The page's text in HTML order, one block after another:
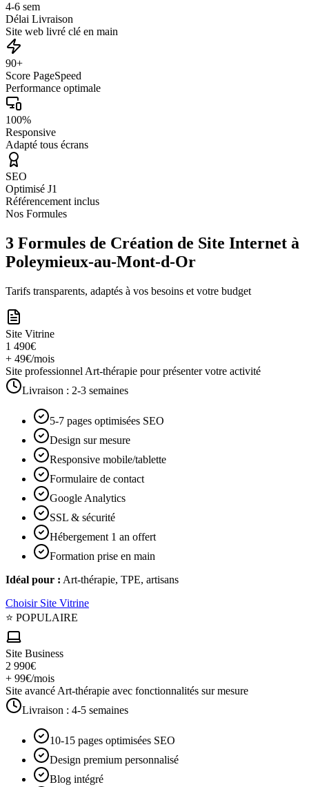
4-6 sem
Délai Livraison
Site web livré clé en main
90+
Score PageSpeed
Performance optimale
100%
Responsive
Adapté tous écrans
SEO
Optimisé J1
Référencement inclus
Nos Formules
3 Formules de Création de Site Internet à
Poleymieux-au-Mont-d-Or
Tarifs transparents, adaptés à vos besoins et votre budget
Site Vitrine
1 490€
+ 49€/mois
Site professionnel Art-thérapie pour présenter votre activité
Livraison : 2-3 semaines
5-7 pages optimisées SEO
Design sur mesure
Responsive mobile/tablette
Formulaire de contact
Google Analytics
SSL & sécurité
Hébergement 1 an offert
Formation prise en main
Idéal pour : Art-thérapie, TPE, artisans
Choisir Site Vitrine
⭐ POPULAIRE
Site Business
2 990€
+ 99€/mois
Site avancé Art-thérapie avec fonctionnalités sur mesure
Livraison : 4-5 semaines
10-15 pages optimisées SEO
Design premium personnalisé
Blog intégré